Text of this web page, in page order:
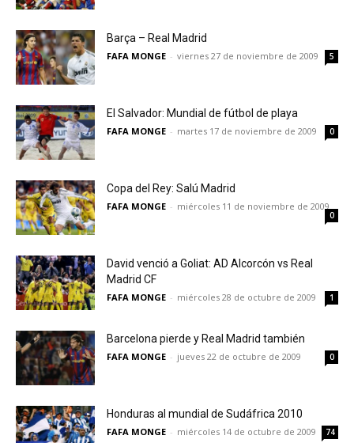
Barça – Real Madrid
FAFA MONGE - viernes 27 de noviembre de 2009 5
El Salvador: Mundial de fútbol de playa
FAFA MONGE - martes 17 de noviembre de 2009 0
Copa del Rey: Salú Madrid
FAFA MONGE - miércoles 11 de noviembre de 2009
0
David venció a Goliat: AD Alcorcón vs Real
Madrid CF
FAFA MONGE - miércoles 28 de octubre de 2009 1
Barcelona pierde y Real Madrid también
FAFA MONGE - jueves 22 de octubre de 2009 0
Honduras al mundial de Sudáfrica 2010
FAFA MONGE - miércoles 14 de octubre de 2009 74